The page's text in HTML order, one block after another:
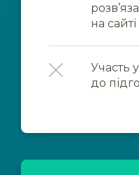
на сайті
Участь
до